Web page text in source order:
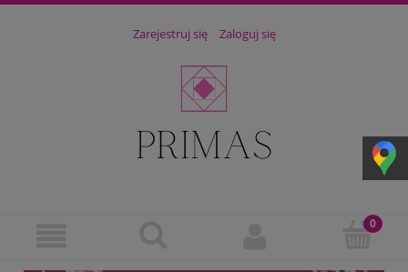
Zarejestruj się Zaloguj się